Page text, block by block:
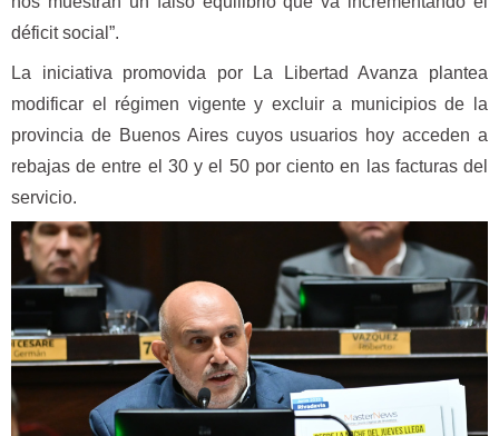
déficit social”.
La iniciativa promovida por La Libertad Avanza plantea
modificar el régimen vigente y excluir a municipios de la
provincia de Buenos Aires cuyos usuarios hoy acceden a
rebajas de entre el 30 y el 50 por ciento en las facturas del
servicio.